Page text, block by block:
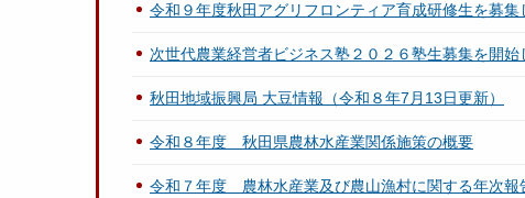
令和９年度秋田アグリフロンティア育成研修生を募集
次世代農業経営者ビジネス塾２０２６塾生募集を開始
秋田地域振興局 大豆情報（令和８年7月13日更新）
令和８年度 秋田県農林水産業関係施策の概要
令和７年度 農林水産業及び農山漁村に関する年次報